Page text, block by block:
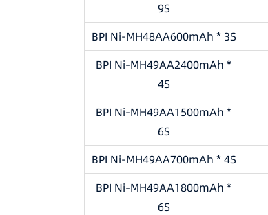
9S
BPI Ni-MH48AA600mAh * 3S
BPI Ni-MH49AA2400mAh *
4S
BPI Ni-MH49AA1500mAh *
6S
BPI Ni-MH49AA700mAh * 4S
BPI Ni-MH49AA1800mAh *
6S